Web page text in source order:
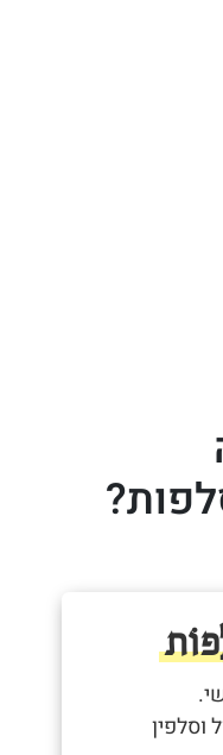
וסלפין